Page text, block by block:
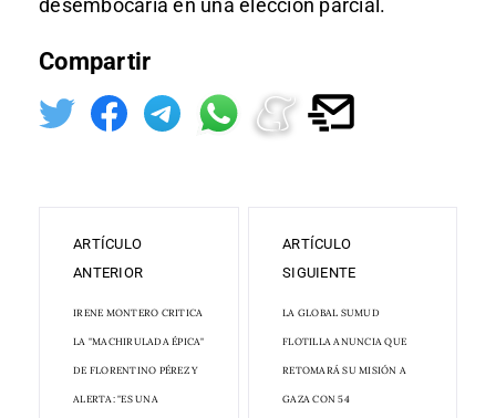
desembocaría en una elección parcial.
Compartir
ARTÍCULO
ANTERIOR
IRENE MONTERO CRITICA
LA "MACHIRULADA ÉPICA"
DE FLORENTINO PÉREZ Y
ALERTA: "ES UNA
ARTÍCULO
SIGUIENTE
LA GLOBAL SUMUD
FLOTILLA ANUNCIA QUE
RETOMARÁ SU MISIÓN A
GAZA CON 54